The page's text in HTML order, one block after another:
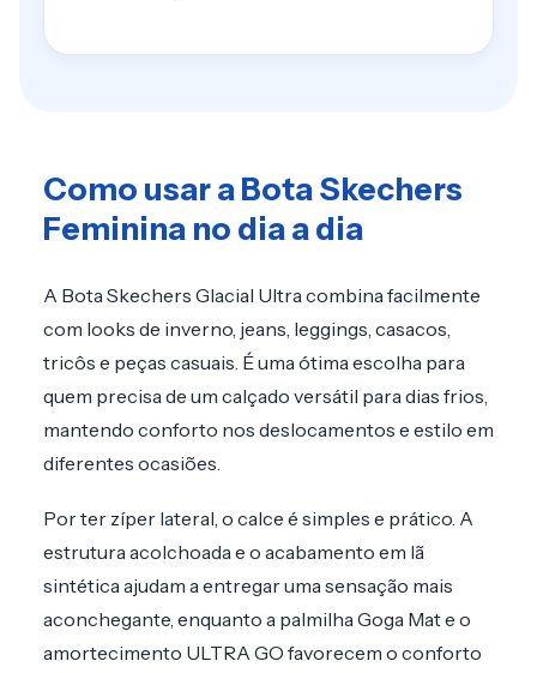
Como usar a Bota Skechers
Feminina no dia a dia
A Bota Skechers Glacial Ultra combina facilmente
com looks de inverno, jeans, leggings, casacos,
tricôs e peças casuais. É uma ótima escolha para
quem precisa de um calçado versátil para dias frios,
mantendo conforto nos deslocamentos e estilo em
diferentes ocasiões.
Por ter zíper lateral, o calce é simples e prático. A
estrutura acolchoada e o acabamento em lã
sintética ajudam a entregar uma sensação mais
aconchegante, enquanto a palmilha Goga Mat e o
amortecimento ULTRA GO favorecem o conforto